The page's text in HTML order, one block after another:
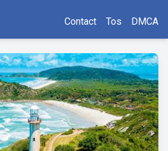
Contact Tos DMCA